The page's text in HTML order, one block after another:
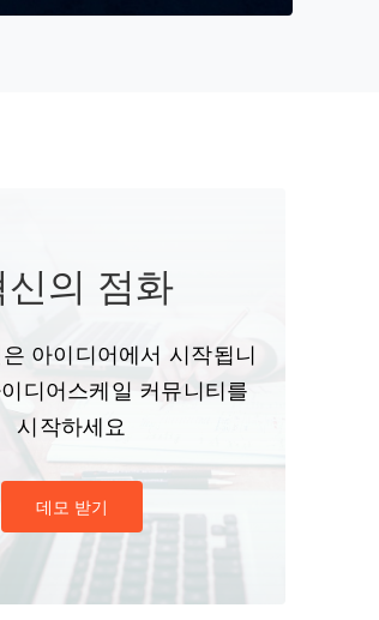
신의 점화
아이디어에서 시작됩니
디어스케일 커뮤니티를
시작하세요
데모 받기